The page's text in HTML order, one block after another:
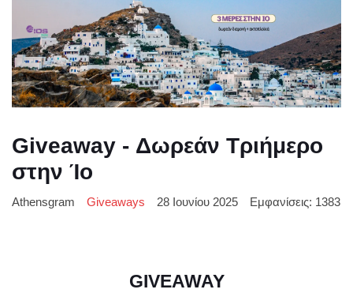
Giveaway - Δωρεάν Τριήμερο
στην Ίο
Athensgram Giveaways 28 Ιουνίου 2025 Εμφανίσεις: 1383
GIVEAWAY